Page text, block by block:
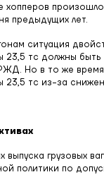
хопперов
предыдущих лет.
ситуация
23,5 тс должны
Но в то же время
23,5 тс из-за
выпуска грузовых
политики по